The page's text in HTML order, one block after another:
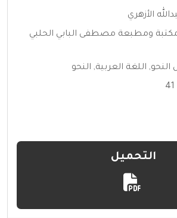
الأزهري
ومطبعة مصطفى البابي الحلبي
النحو, اللغة العربية, النحو
41
التحميل